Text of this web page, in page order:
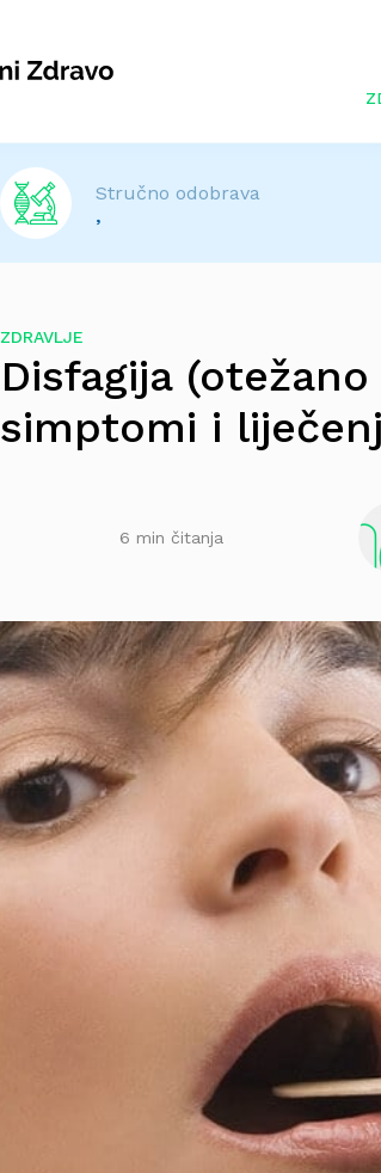
Stručno odobrava
,
ZDRAVLJE
Disfagija
simptomi i
6 min čitanja